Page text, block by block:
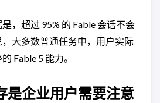
，超过 95% 的 Fable 会话不会
大多数普通任务中，用户实际
Fable 5 能力。
是企业用户需要注意